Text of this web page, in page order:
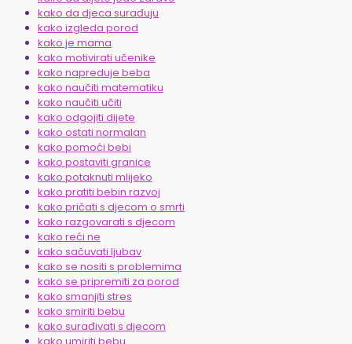
kako da djeca surađuju
kako izgleda porod
kako je mama
kako motivirati učenike
kako napreduje beba
kako naučiti matematiku
kako naučiti učiti
kako odgojiti dijete
kako ostati normalan
kako pomoći bebi
kako postaviti granice
kako potaknuti mlijeko
kako pratiti bebin razvoj
kako pričati s djecom o smrti
kako razgovarati s djecom
kako reći ne
kako sačuvati ljubav
kako se nositi s problemima
kako se pripremiti za porod
kako smanjiti stres
kako smiriti bebu
kako surađivati s djecom